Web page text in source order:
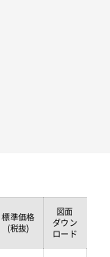
標準価格
(税抜)
図面
ダウン
ロード